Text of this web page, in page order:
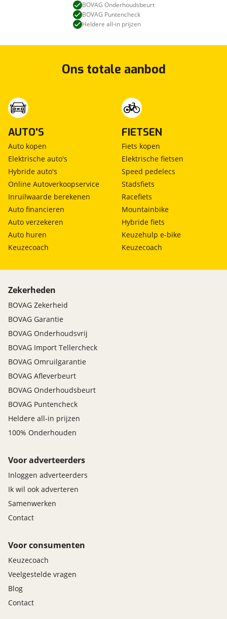
BOVAG Onderhoudsbeurt
BOVAG Puntencheck
Heldere all-in prijzen
Ons totale aanbod
AUTO'S
Auto kopen
Elektrische auto's
Hybride auto's
Online Autoverkoopservice
Inruilwaarde berekenen
Auto financieren
Auto verzekeren
Auto huren
Keuzecoach
FIETSEN
Fiets kopen
Elektrische fietsen
Speed pedelecs
Stadsfiets
Racefiets
Mountainbike
Hybride fiets
Keuzehulp e-bike
Keuzecoach
Zekerheden
BOVAG Zekerheid
BOVAG Garantie
BOVAG Onderhoudsvrij
BOVAG Import Tellercheck
BOVAG Omruilgarantie
BOVAG Afleverbeurt
BOVAG Onderhoudsbeurt
BOVAG Puntencheck
Heldere all-in prijzen
100% Onderhouden
Voor adverteerders
Inloggen adverteerders
Ik wil ook adverteren
Samenwerken
Contact
Voor consumenten
Keuzecoach
Veelgestelde vragen
Blog
Contact